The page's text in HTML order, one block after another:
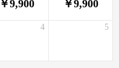
￥9,900 ￥9,900
4 5